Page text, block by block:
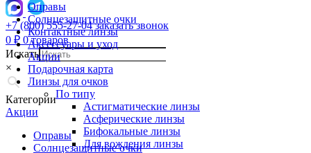
+7 (800) 555-27-04 заказать звонок
0 ₽ 0 товаров
Искать
×
Категории
Акции
Оправы
Солнцезащитные очки
Оправы
Солнцезащитные очки
Контактные линзы
Аксессуары и уход
Акции
Подарочная карта
Линзы для очков
По типу
Астигматические линзы
Асферические линзы
Бифокальные линзы
Для вождения линзы